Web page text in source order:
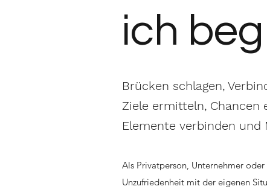
ich
Brücken schlagen,
Ziele ermitteln, Chancen
Elemente verbinden
Als Privatperson, Unternehmer
Unzufriedenheit mit der eigenen